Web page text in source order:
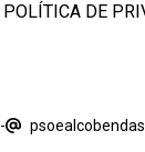
POLÍTICA DE
-